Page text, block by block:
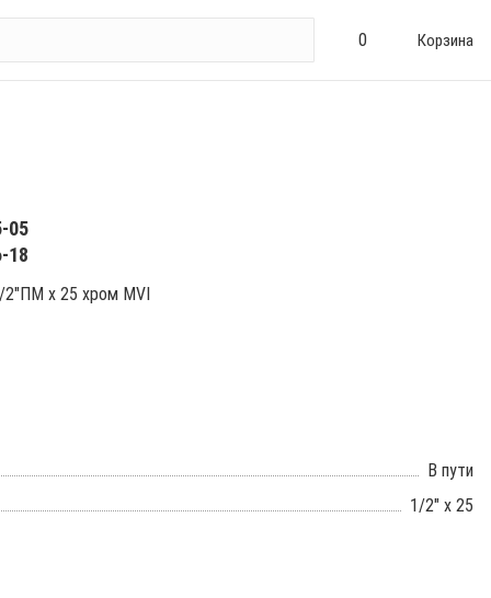
0 Корзина
05
18
2"ПМ х 25 хром MVI
В пути
1/2" x 25